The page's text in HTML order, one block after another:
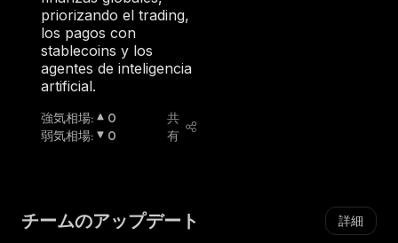
priorizando el trading,
los pagos con
stablecoins y los
agentes de inteligencia
artificial.
強気相場:
0
弱気相場: 0
共
有
チームのアップデート 詳細